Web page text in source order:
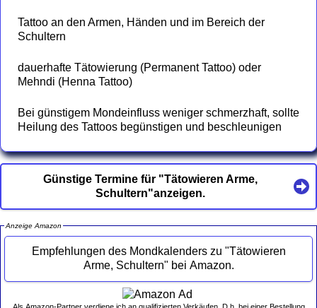
Tattoo an den Armen, Händen und im Bereich der
Schultern
dauerhafte Tätowierung (Permanent Tattoo) oder
Mehndi (Henna Tattoo)
Bei günstigem Mondeinfluss weniger schmerzhaft, sollte
Heilung des Tattoos begünstigen und beschleunigen
Günstige Termine für "Tätowieren Arme,
Schultern"anzeigen.
Anzeige Amazon
Empfehlungen des Mondkalenders zu "Tätowieren
Arme, Schultern" bei Amazon.